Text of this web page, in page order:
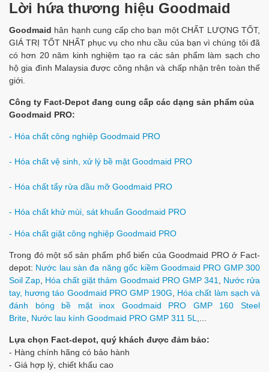
Lời hứa thương hiệu Goodmaid
Goodmaid hân hạnh cung cấp cho bạn một CHẤT LƯỢNG TỐT,
GIÁ TRỊ TỐT NHẤT phục vụ cho nhu cầu của bạn vì chúng tôi đã
có hơn 20 năm kinh nghiệm tạo ra các sản phẩm làm sạch cho
hộ gia đình Malaysia được công nhận và chấp nhận trên toàn thế
giới.
Công ty Fact-Depot đang cung cấp các dạng sản phẩm của
Goodmaid PRO:
- Hóa chất công nghiệp Goodmaid PRO
- Hóa chất vệ sinh, xử lý bề mặt Goodmaid PRO
- Hóa chất tẩy rửa dầu mỡ Goodmaid PRO
- Hóa chất khử mùi, sát khuẩn Goodmaid PRO
- Hóa chất giặt công nghiệp Goodmaid PRO
Trong đó một số sản phẩm phổ biến của Goodmaid PRO ở Fact-
depot: Nước lau sàn đa năng gốc kiềm Goodmaid PRO GMP 300
Soil Zap Hóa chất giặt thảm Goodmaid PRO GMP 341
Nước rửa
tay, hương táo Goodmaid PRO GMP 190G
Hóa chất làm sạch và
đánh bóng bề mặt inox Goodmaid PRO GMP 160 Steel
Brite Nước lau kính Goodmaid PRO GMP 311 5L
Lựa chọn Fact-depot, quý khách được đảm bảo:
- Hàng chính hãng có bảo hành
- Giá hợp lý, chiết khấu cao